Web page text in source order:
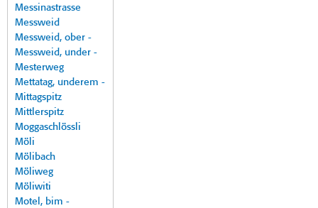
Messinastrasse
Messweid
Messweid, ober -
Messweid, under -
Mesterweg
Mettatag, underem -
Mittagspitz
Mittlerspitz
Moggaschlössli
Möli
Mölibach
Möliweg
Möliwiti
Motel, bim -